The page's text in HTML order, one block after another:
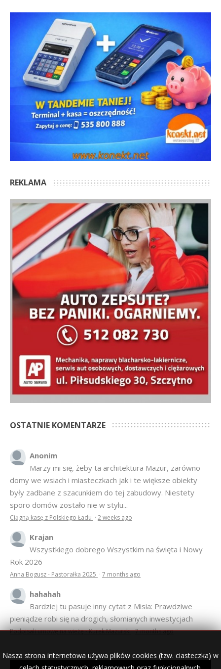
REKLAMA
OSTATNIE KOMENTARZE
Anonim
Marzy mi się, żeby ta architektura Mazur, zarówno
domy we wsiach i miasteczkach jak i te większe obiekty
były zadbane z szacunkiem do tej zabudowy. Niestety
sporo domów zostało nie w stylu...
Ciągną kasę z Polskiego Ładu · 2 weeks ago
Krajan
Wszystkiego dobrego Wszystkim na święta i Nowy
Rok 2026
Anna Bogusz - Pastorałka 2025 · 7 months ago
hahahah
Bardziej tu pasuje inny cytat z Misia: Prawdziwe
pieniądze robi się na drogich, słomianych inwestycjach
Podpisali umowę na wieżę - Kurek Mazurski·7 months ago
Nasza strona internetowa używa plików cookies (tzw. ciasteczka) w